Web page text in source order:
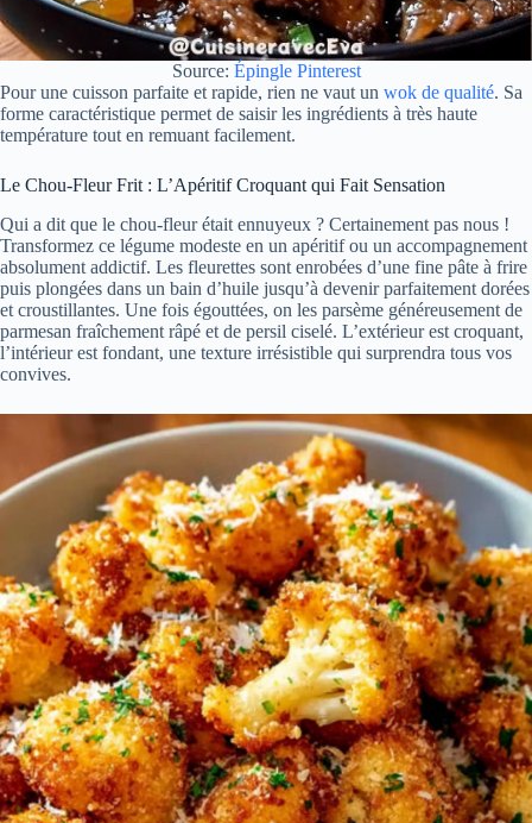
Source: Épingle Pinterest
Pour une cuisson parfaite et rapide, rien ne vaut un wok de qualité. Sa
forme caractéristique permet de saisir les ingrédients à très haute
température tout en remuant facilement.
Le Chou-Fleur Frit : L’Apéritif Croquant qui Fait Sensation
Qui a dit que le chou-fleur était ennuyeux ? Certainement pas nous !
Transformez ce légume modeste en un apéritif ou un accompagnement
absolument addictif. Les fleurettes sont enrobées d’une fine pâte à frire
puis plongées dans un bain d’huile jusqu’à devenir parfaitement dorées
et croustillantes. Une fois égouttées, on les parsème généreusement de
parmesan fraîchement râpé et de persil ciselé. L’extérieur est croquant,
l’intérieur est fondant, une texture irrésistible qui surprendra tous vos
convives.